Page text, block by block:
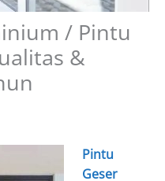
/ Pintu
&
Pintu
Geser